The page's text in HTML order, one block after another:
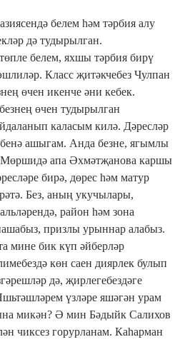
белем һәм тәрбия алу
дә тудырылган.
белем, яхшы тәрбия бирү
Класс җитәкчебез Чулпан
өчен икенче әни кебек.
өчен тудырылган
каласым килә. Дәресләр
ашыгам. Анда безне, ягымлы
апа Әхмәтҗанова каршы
бирә, дөрес һәм матур
Без, аның укучылары,
район һәм зона
призлы урыннар алабыз.
мине бик күп әйберләр
көн саен диярлек булып
дә, җирлегебездәге
үзләре яшәгән урам
микән? Ә мин Бəдыйк Салихов
чиксез горурланам. Каһарман